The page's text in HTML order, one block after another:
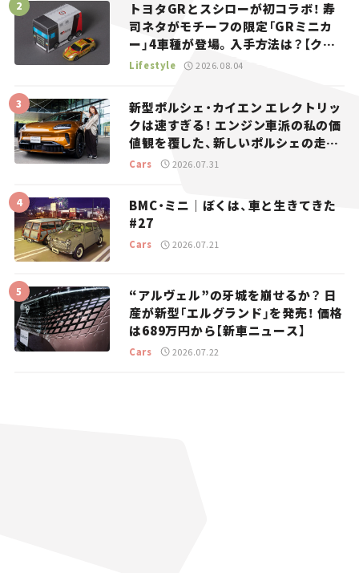
トヨタGRとスシローが初コラボ！ 寿
司ネタがモチーフの限定「GRミニカ
ー」4車種が登場。入手方法は？【クル
マとホビー】
Lifestyle 2026.08.04
新型ポルシェ・カイエン エレクトリッ
クは速すぎる！ エンジン車派の私の価
値観を覆した、新しいポルシェの走
り。
Cars 2026.07.31
BMC・ミニ｜ぼくは、車と生きてきた
#27
Cars 2026.07.21
“アルヴェル”の牙城を崩せるか？ 日
産が新型「エルグランド」を発売！ 価格
は689万円から【新車ニュース】
Cars 2026.07.22